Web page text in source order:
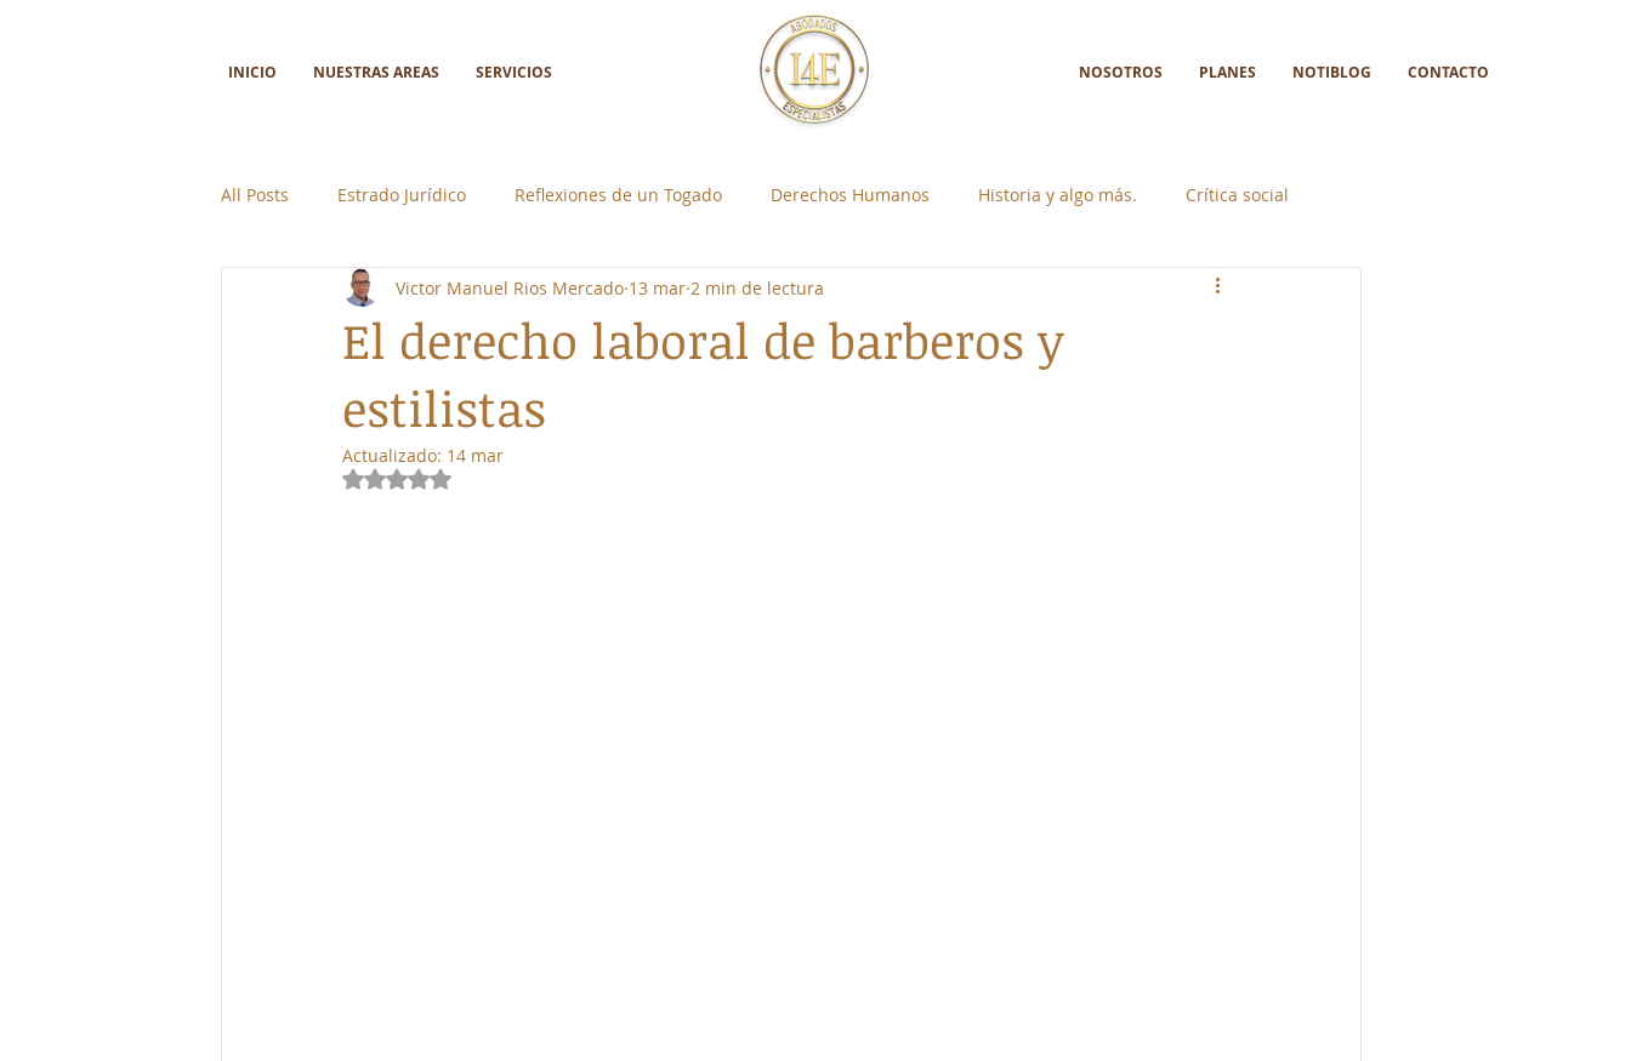
INICIO NUESTRAS AREAS SERVICIOS NOSOTROS PLANES NOTIBLOG CONTACTO
All Posts Estrado Jurídico Reflexiones de un Togado Derechos Humanos Historia y algo más. Crítica social
Ciencia y tecnología Colabora con Nosotros Control Social Individual
El derecho laboral de barberos y
estilistas
Victor Manuel Rios Mercado 13 mar 2 min de lectura
Actualizado: 14 mar
Obtuvo NaN de 5 estrellas.